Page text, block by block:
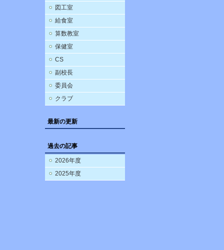
図工室
給食室
算数教室
保健室
CS
副校長
委員会
クラブ
最新の更新
過去の記事
2026年度
2025年度